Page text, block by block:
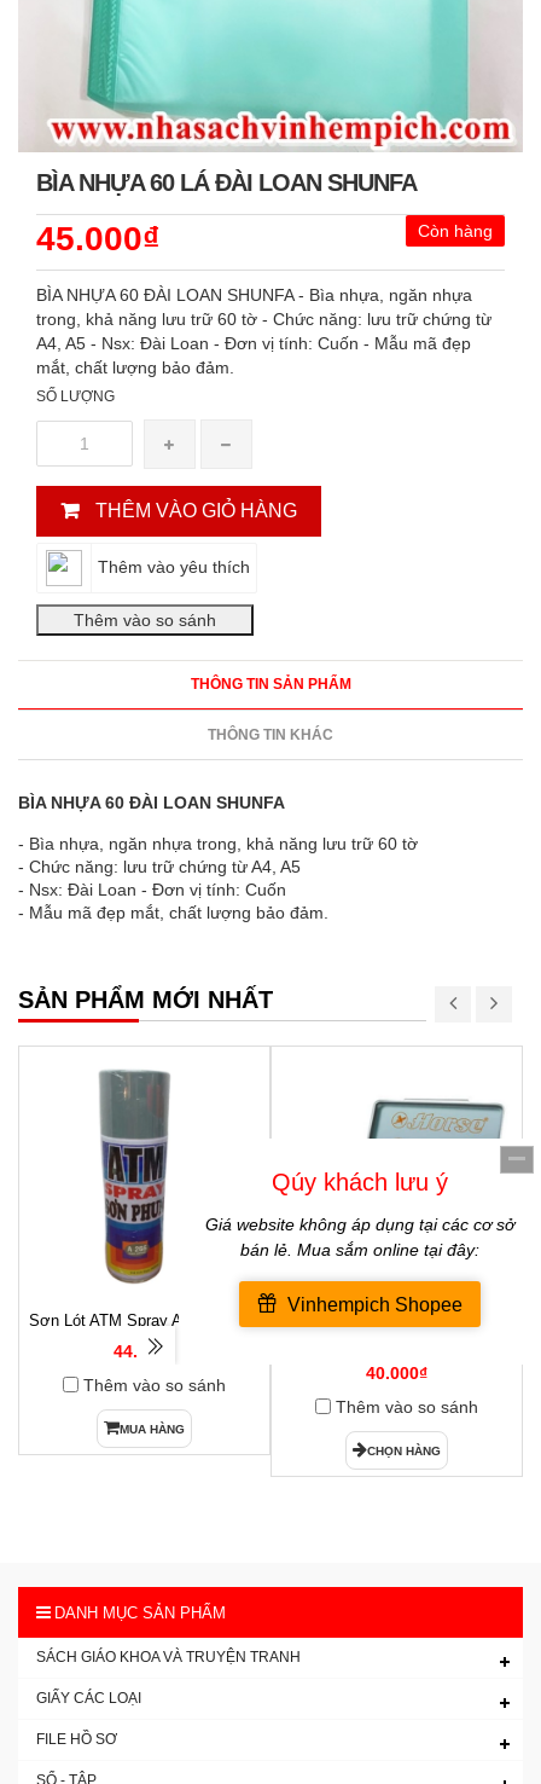
BÌA NHỰA 60 LÁ ĐÀI LOAN SHUNFA
Còn hàng
45.000₫
BÌA NHỰA 60 ĐÀI LOAN SHUNFA - Bìa nhựa, ngăn nhựa
trong, khả năng lưu trữ 60 tờ - Chức năng: lưu trữ chứng từ
A4, A5 - Nsx: Đài Loan - Đơn vị tính: Cuốn - Mẫu mã đẹp
mắt, chất lượng bảo đảm.
SỐ LƯỢNG
THÊM VÀO GIỎ HÀNG
Thêm vào yêu thích
THÔNG TIN SẢN PHẨM
THÔNG TIN KHÁC
BÌA NHỰA 60 ĐÀI LOAN SHUNFA
- Bìa nhựa, ngăn nhựa trong, khả năng lưu trữ 60 tờ
- Chức năng: lưu trữ chứng từ A4, A5
- Nsx: Đài Loan - Đơn vị tính: Cuốn
- Mẫu mã đẹp mắt, chất lượng bảo đảm.
SẢN PHẨM MỚI NHẤT
Sơn Lót ATM Spray A266( Xám )
44.000₫
Thêm vào so sánh
MUA HÀNG
Hộp Dấu Kim Loại Horse H-03
40.000₫
Thêm vào so sánh
CHỌN HÀNG
DANH MỤC SẢN PHẨM
SÁCH GIÁO KHOA VÀ TRUYỆN TRANH
GIẤY CÁC LOẠI
FILE HỒ SƠ